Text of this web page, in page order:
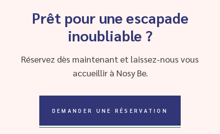
Prêt pour une escapade
inoubliable ?
Réservez dès maintenant et laissez-nous vous
accueillir à Nosy Be.
DEMANDER UNE RÉSERVATION